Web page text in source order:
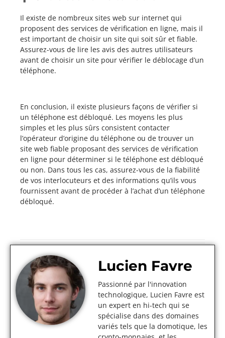
Il existe de nombreux sites web sur internet qui
proposent des services de vérification en ligne, mais il
est important de choisir un site qui soit sûr et fiable.
Assurez-vous de lire les avis des autres utilisateurs
avant de choisir un site pour vérifier le déblocage d’un
téléphone.
En conclusion, il existe plusieurs façons de vérifier si
un téléphone est débloqué. Les moyens les plus
simples et les plus sûrs consistent contacter
l’opérateur d’origine du téléphone ou de trouver un
site web fiable proposant des services de vérification
en ligne pour déterminer si le téléphone est débloqué
ou non. Dans tous les cas, assurez-vous de la fiabilité
de vos interlocuteurs et des informations qu’ils vous
fournissent avant de procéder à l’achat d’un téléphone
débloqué.
Lucien Favre
Passionné par l'innovation
technologique, Lucien Favre est
un expert en hi-tech qui se
spécialise dans des domaines
variés tels que la domotique, les